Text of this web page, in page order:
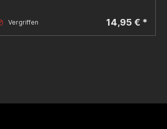
Vergriffen 14,95 € *